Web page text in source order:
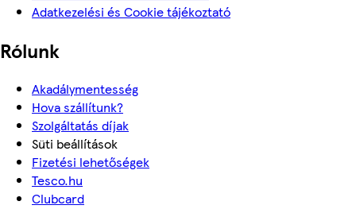
Adatkezelési és Cookie tájékoztató
Rólunk
Akadálymentesség
Hova szállítunk?
Szolgáltatás díjak
Süti beállítások
Fizetési lehetőségek
Tesco.hu
Clubcard